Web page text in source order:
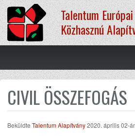
Ugrás
a
tartalomra
Talentum
Közhasznú
CIVIL ÖSSZEFOGÁS
Beküldte Talentum Alapítvány2020. április 02-